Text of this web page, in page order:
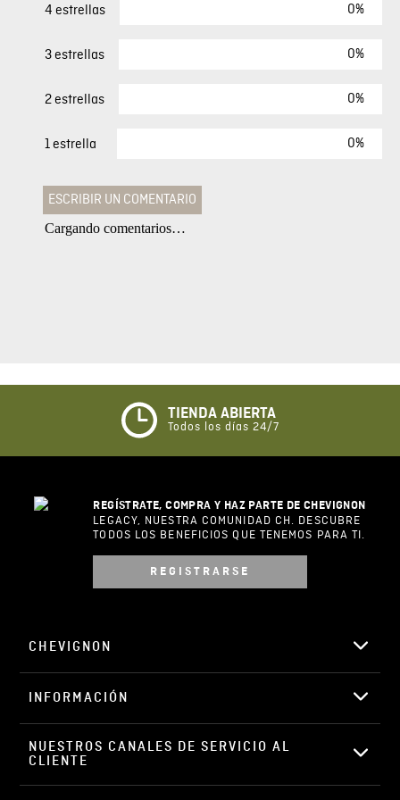
4 estrellas 0%
3 estrellas 0%
2 estrellas 0%
1 estrella 0%
ESCRIBIR UN COMENTARIO
Califique el producto de 1 a 5 estrellas
★☆ ☆
Su nombre
Correo electrónico
ENVIAR COMENTARIO
Cargando comentarios…
TIENDA ABIERTA
Todos los días 24/7
REGÍSTRATE, COMPRA Y HAZ PARTE DE CHEVIGNON
LEGACY, NUESTRA COMUNIDAD CH. DESCUBRE
TODOS LOS BENEFICIOS QUE TENEMOS PARA TI.
REGISTRARSE
CHEVIGNON
INFORMACIÓN
NUESTROS CANALES DE SERVICIO AL
CLIENTE